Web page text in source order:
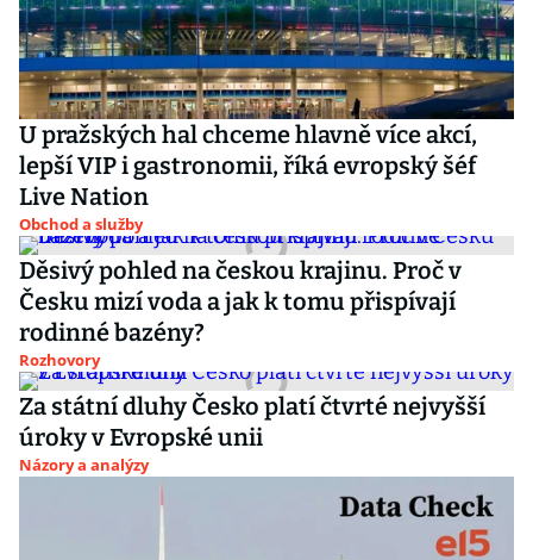
U pražských hal chceme hlavně více akcí,
lepší VIP i gastronomii, říká evropský šéf
Live Nation
Obchod a služby
Děsivý pohled na českou krajinu. Proč v
Česku mizí voda a jak k tomu přispívají
rodinné bazény?
Rozhovory
Za státní dluhy Česko platí čtvrté nejvyšší
úroky v Evropské unii
Názory a analýzy